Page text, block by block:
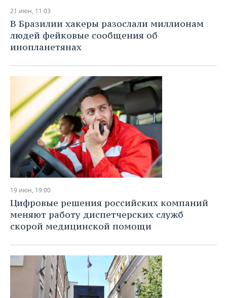
21 июн, 11:03
В Бразилии хакеры разослали миллионам
людей фейковые сообщения об
инопланетянах
19 июн, 19:00
Цифровые решения российских компаний
меняют работу диспетчерских служб
скорой медицинской помощи